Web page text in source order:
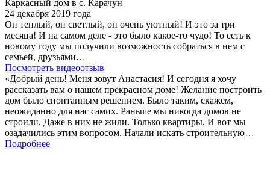
Каркасный дом в с. Карачун
24 декабря 2019 года
Он теплый, он светлый, он очень уютный! И это за три
месяца! И на самом деле - это было какое-то чудо! То есть к
новому году мы получили возможность собраться в нем с
семьей, друзьями…
Посмотреть видеоотзыв
«Добрый день! Меня зовут Анастасия! И сегодня я хочу
рассказать вам о нашем прекрасном доме! Желание построить
дом было спонтанным решением. Было таким, скажем,
неожиданно для нас самих. Раньше мы никогда домов не
строили. Даже в них не жили. Только квартиры. И вот мы
озадачились этим вопросом. Начали искать строительную…
Подробнее